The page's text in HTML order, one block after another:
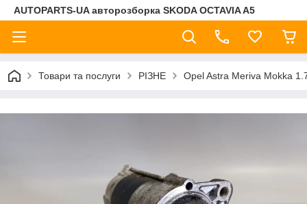
AUTOPARTS-UA авторозборка SKODA OCTAVIA A5
Товари та послуги РІЗНЕ Opel Astra Meriva Mokka